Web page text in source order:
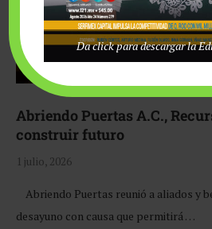
Abriendo Puertas A.C.,
construir futuro
1 julio, 2026
Abriendo Puertas reunió a aliados y
desayuno con causa que permitirá …
Da click para descargar la